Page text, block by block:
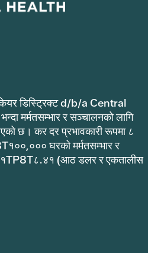
डिस्ट्रिक्ट d/b/a Central
मर्मतसम्भार र सञ्चालनको लागि
छ। कर दर प्रभावकारी रूपमा ८
घरको मर्मतसम्भार र
१TP8T८.४१ (आठ डलर र एकतालीस